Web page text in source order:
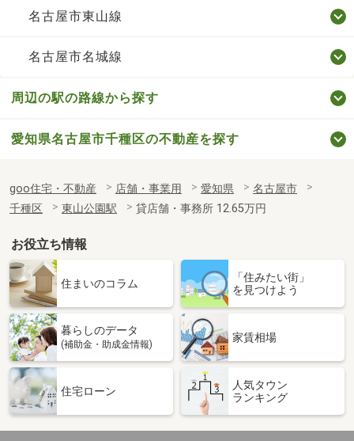
名古屋市東山線
名古屋市名城線
周辺の駅の路線から探す
愛知県名古屋市千種区の不動産を探す
goo住宅・不動産 店舗・事業用 愛知県
名古屋市
千種区
東山公園駅 貸店舗・事務所 12.65万円
お役立ち情報
住まいのコラム
「住みたい街」
を見つけよう
暮らしのデータ
(補助金・助成金情報)
家賃相場
住宅ローン
人気タウン
ランキング